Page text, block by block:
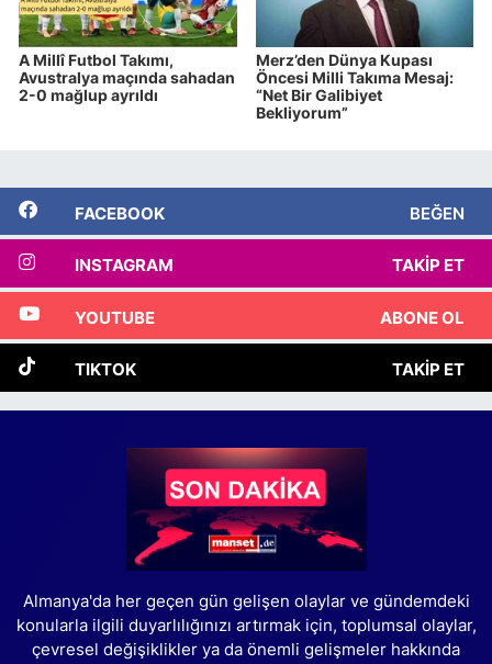
A Millî Futbol Takımı,
Avustralya maçında sahadan
2-0 mağlup ayrıldı
Merz’den Dünya Kupası
Öncesi Milli Takıma Mesaj:
“Net Bir Galibiyet
Bekliyorum”
FACEBOOK BEĞEN
INSTAGRAM TAKIP ET
YOUTUBE ABONE OL
TIKTOK TAKIP ET
Almanya'da her geçen gün gelişen olaylar ve gündemdeki
konularla ilgili duyarlılığınızı artırmak için, toplumsal olaylar,
çevresel değişiklikler ya da önemli gelişmeler hakkında